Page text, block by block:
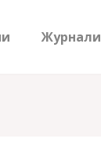
Журнали